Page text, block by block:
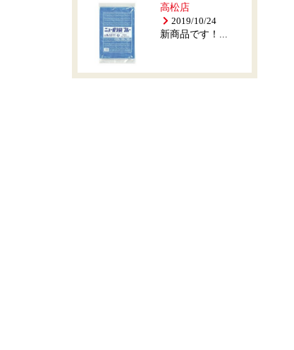
高松店
2019/10/24
新商品です！...